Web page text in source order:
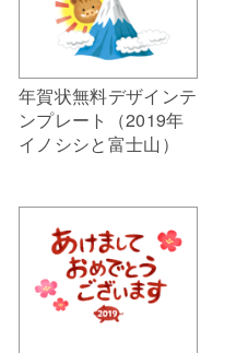
年賀状無料デザインテ
ンプレート（2019年
イノシシと富士山）